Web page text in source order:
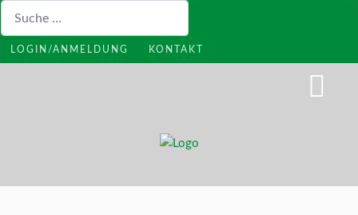
LOGIN/ANMELDUNG KONTAKT